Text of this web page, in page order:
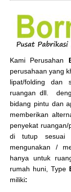
Kami Perusahan
perusahaan yang
lipat/folding dan
ruangan dll.
bidang pintu dan
memberikan
penyekat
di tutup sesuai
mengunakan /
hanya untuk
rumah huni, Type
miliki: